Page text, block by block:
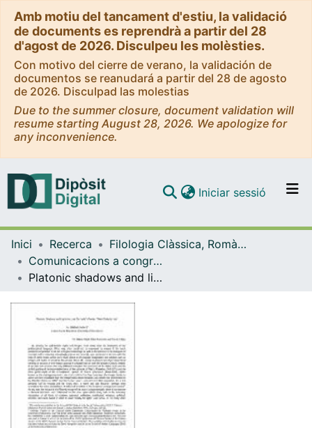
Amb motiu del tancament d'estiu, la validació
de documents es reprendrà a partir del 28
d'agost de 2026. Disculpeu les molèsties.
Con motivo del cierre de verano, la validación de
documentos se reanudará a partir del 28 de agosto
de 2026. Disculpad las molestias
Due to the summer closure, document validation will
resume starting August 28, 2026. We apologize for
any inconvenience.
Navega per tot el DD
Com publicar
Iniciar sessió (current)
Inici Recerca
Filologia Clàssica, Romànica i Semítica
Comunicacions a congressos (Filologia Clàssica, Romànica i Semítica)
Platonic shadows and lights in Luis Cernuda's poetry: their didactic use